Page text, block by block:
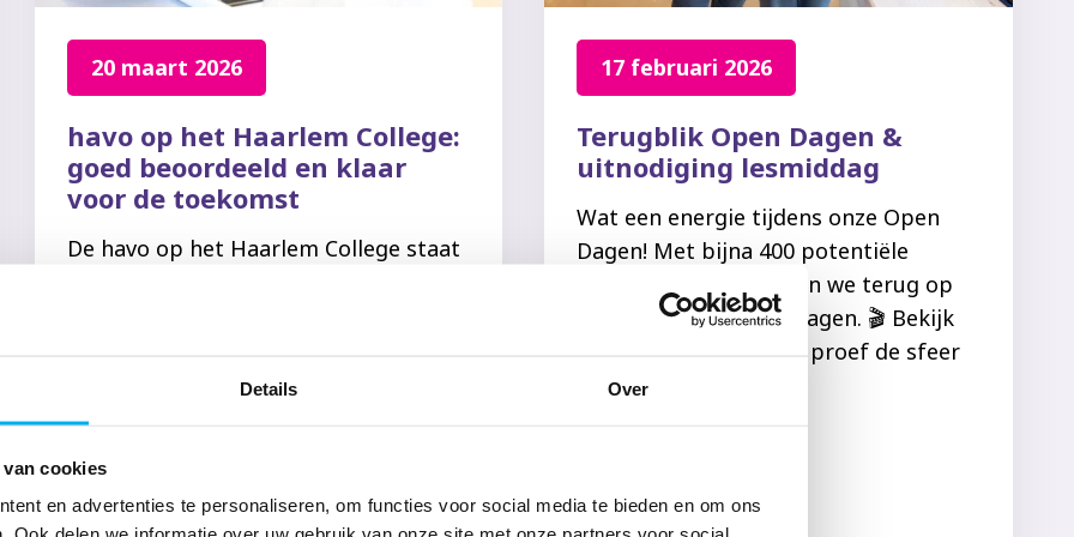
Details Over
cookies
en advertenties te personaliseren, om functies voor social media te bieden en om ons
20 maart 2026
havo op het Haarlem College:
goed beoordeeld en klaar
voor de toekomst
De havo op het Haarlem College staat
een veilige leeromgeving. Met
resultaat: de...
Lees meer
17 februari 2026
Terugblik Open Dagen &
uitnodiging lesmiddag
Wat een energie tijdens onze Open
Dagen! Met bijna 400 potentiële
leerlingen in huis kijken we terug op
twee zeer geslaagde dagen. 🎬 Bekijk
hierboven de video en proef de sfeer
in onze school:...
Lees meer